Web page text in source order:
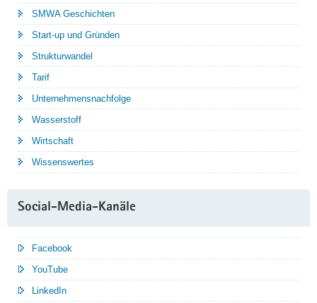
SMWA Geschichten
Start-up und Gründen
Strukturwandel
Tarif
Unternehmensnachfolge
Wasserstoff
Wirtschaft
Wissenswertes
Social-Media-Kanäle
Facebook
YouTube
LinkedIn